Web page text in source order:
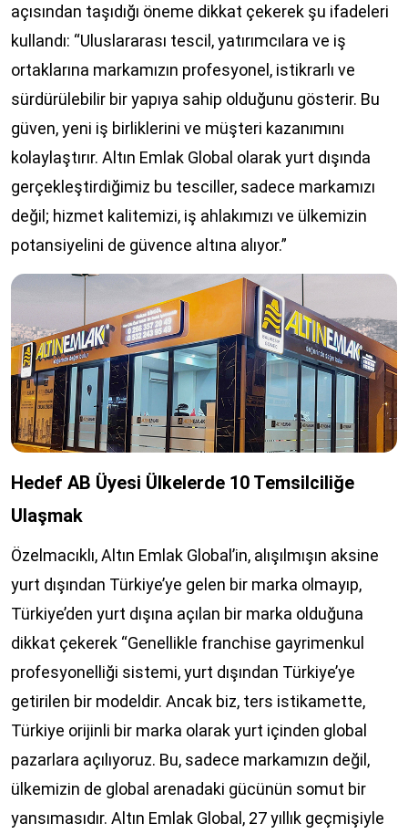
açısından taşıdığı öneme dikkat çekerek şu ifadeleri
kullandı: “Uluslararası tescil, yatırımcılara ve iş
ortaklarına markamızın profesyonel, istikrarlı ve
sürdürülebilir bir yapıya sahip olduğunu gösterir. Bu
güven, yeni iş birliklerini ve müşteri kazanımını
kolaylaştırır. Altın Emlak Global olarak yurt dışında
gerçekleştirdiğimiz bu tesciller, sadece markamızı
değil; hizmet kalitemizi, iş ahlakımızı ve ülkemizin
potansiyelini de güvence altına alıyor.”
Hedef AB Üyesi Ülkelerde 10 Temsilciliğe
Ulaşmak
Özelmacıklı, Altın Emlak Global’in, alışılmışın aksine
yurt dışından Türkiye’ye gelen bir marka olmayıp,
Türkiye’den yurt dışına açılan bir marka olduğuna
dikkat çekerek “Genellikle franchise gayrimenkul
profesyonelliği sistemi, yurt dışından Türkiye’ye
getirilen bir modeldir. Ancak biz, ters istikamette,
Türkiye orijinli bir marka olarak yurt içinden global
pazarlara açılıyoruz. Bu, sadece markamızın değil,
ülkemizin de global arenadaki gücünün somut bir
yansımasıdır. Altın Emlak Global, 27 yıllık geçmişiyle